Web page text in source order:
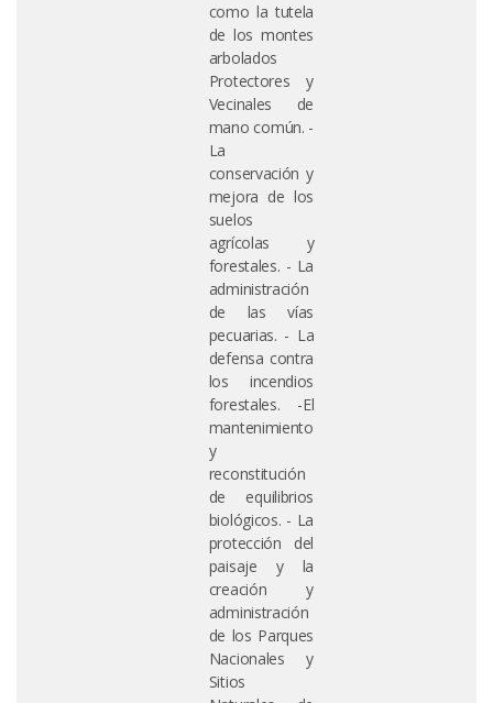
como la tutela
de los montes
arbolados
Protectores y
Vecinales de
mano común. -
La
conservación y
mejora de los
suelos
agrícolas y
forestales. - La
administración
de las vías
pecuarias. - La
defensa contra
los incendios
forestales. -El
mantenimiento
y
reconstitución
de equilibrios
biológicos. - La
protección del
paisaje y la
creación y
administración
de los Parques
Nacionales y
Sitios